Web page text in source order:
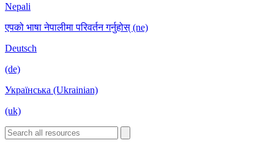
Nepali
एपको भाषा नेपालीमा परिवर्तन गर्नुहोस् (ne)
Deutsch
(de)
Українська (Ukrainian)
(uk)